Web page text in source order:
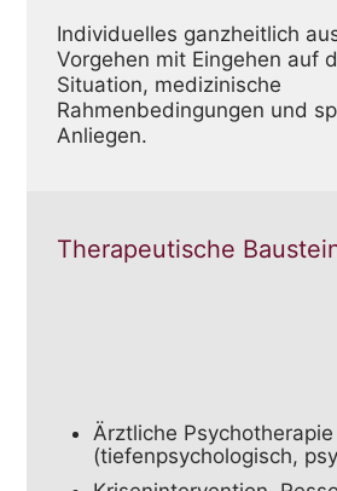
Individuelles ganzheitlich
Vorgehen mit Eingehen auf
Situation, medizinische
Rahmenbedingungen und
Anliegen.
Therapeutische
Ärztliche Psychotherapie
(tiefenpsychologisch,